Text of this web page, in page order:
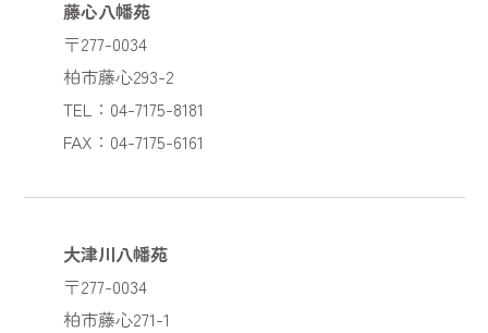
藤心八幡苑
〒277-0034
柏市藤心293-2
TEL：04-7175-8181
FAX：04-7175-6161
大津川八幡苑
〒277-0034
柏市藤心271-1